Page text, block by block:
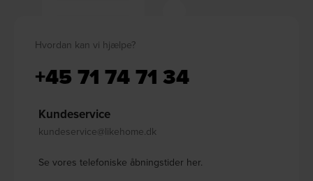
Hvordan kan vi hjælpe?
+45 71 74 71 34
Kundeservice
kundeservice@likehome.dk
Se vores telefoniske åbningstider her.